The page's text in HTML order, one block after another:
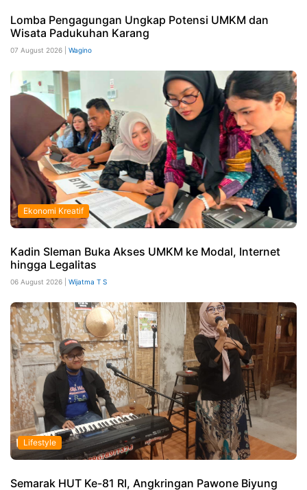
Lomba Pengagungan Ungkap Potensi UMKM dan
Wisata Padukuhan Karang
07 August 2026 | Wagino
Ekonomi Kreatif
Kadin Sleman Buka Akses UMKM ke Modal, Internet
hingga Legalitas
06 August 2026 | Wijatma T S
Lifestyle
Semarak HUT Ke-81 RI, Angkringan Pawone Biyung